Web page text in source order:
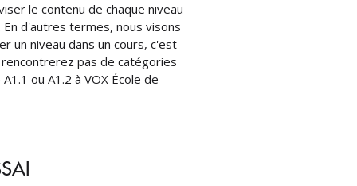
le contenu de chaque niveau
En d'autres termes, nous visons
un niveau dans un cours, c'est-
pas de catégories
ou A1.2 à VOX École de